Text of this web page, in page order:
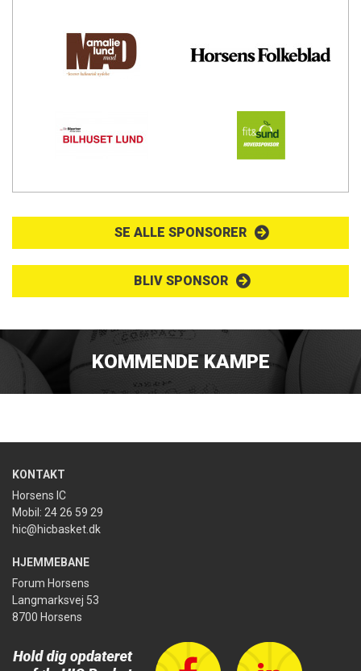
SE ALLE SPONSORER
BLIV SPONSOR
KOMMENDE KAMPE
KONTAKT
Horsens IC
Mobil: 24 26 59 29
hic@hicbasket.dk
HJEMMEBANE
Forum Horsens
Langmarksvej 53
8700 Horsens